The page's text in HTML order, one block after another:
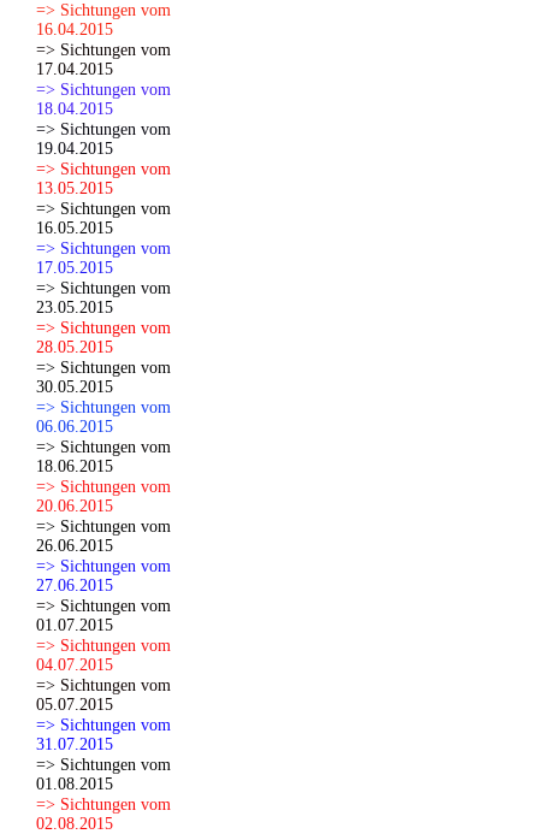
=> Sichtungen vom
16.04.2015
=> Sichtungen vom
17.04.2015
=> Sichtungen vom
18.04.2015
=> Sichtungen vom
19.04.2015
=> Sichtungen vom
13.05.2015
=> Sichtungen vom
16.05.2015
=> Sichtungen vom
17.05.2015
=> Sichtungen vom
23.05.2015
=> Sichtungen vom
28.05.2015
=> Sichtungen vom
30.05.2015
=> Sichtungen vom
06.06.2015
=> Sichtungen vom
18.06.2015
=> Sichtungen vom
20.06.2015
=> Sichtungen vom
26.06.2015
=> Sichtungen vom
27.06.2015
=> Sichtungen vom
01.07.2015
=> Sichtungen vom
04.07.2015
=> Sichtungen vom
05.07.2015
=> Sichtungen vom
31.07.2015
=> Sichtungen vom
01.08.2015
=> Sichtungen vom
02.08.2015